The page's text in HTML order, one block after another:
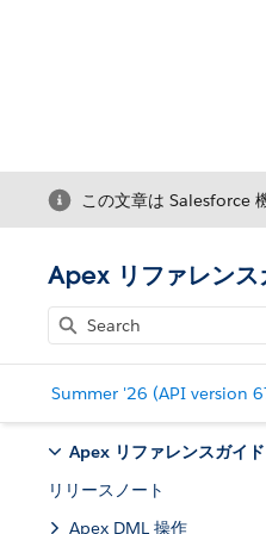
この文章は Salesforce
Apex リファレンス
Summer '26 (API version
Apex リファレンスガイド
リリースノート
Apex DML 操作